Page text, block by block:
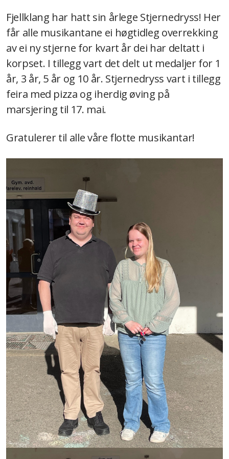
Fjellklang har hatt sin årlege Stjernedryss! Her
får alle musikantane ei høgtidleg overrekking
av ei ny stjerne for kvart år dei har deltatt i
korpset. I tillegg vart det delt ut medaljer for 1
år, 3 år, 5 år og 10 år. Stjernedryss vart i tillegg
feira med pizza og iherdig øving på
marsjering til 17. mai.
Gratulerer til alle våre flotte musikantar!
2022
2021
2020
2019
2018
2014
2013
2012
Gamle Bilder
Spill med oss
Kontakt oss